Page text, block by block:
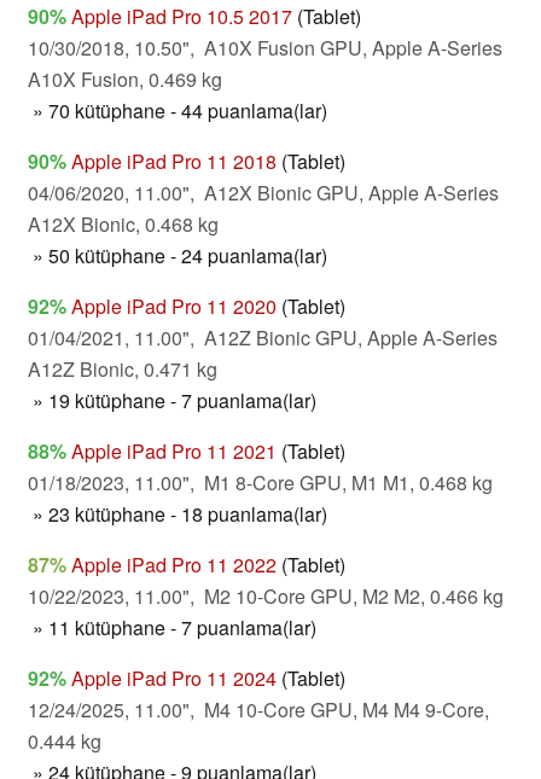
90%Apple iPad Pro 10.5 2017 (Tablet)
10/30/2018, 10.50", A10X Fusion GPU, Apple A-Series
A10X Fusion, 0.469 kg
» 70 kütüphane - 44 puanlama(lar)
90%Apple iPad Pro 11 2018 (Tablet)
04/06/2020, 11.00", A12X Bionic GPU, Apple A-Series
A12X Bionic, 0.468 kg
» 50 kütüphane - 24 puanlama(lar)
92%Apple iPad Pro 11 2020 (Tablet)
01/04/2021, 11.00", A12Z Bionic GPU, Apple A-Series
A12Z Bionic, 0.471 kg
» 19 kütüphane - 7 puanlama(lar)
88%Apple iPad Pro 11 2021 (Tablet)
01/18/2023, 11.00", M1 8-Core GPU, M1 M1, 0.468 kg
» 23 kütüphane - 18 puanlama(lar)
87%Apple iPad Pro 11 2022 (Tablet)
10/22/2023, 11.00", M2 10-Core GPU, M2 M2, 0.466 kg
» 11 kütüphane - 7 puanlama(lar)
92%Apple iPad Pro 11 2024 (Tablet)
12/24/2025, 11.00", M4 10-Core GPU, M4 M4 9-Core,
0.444 kg
» 24 kütüphane - 9 puanlama(lar)